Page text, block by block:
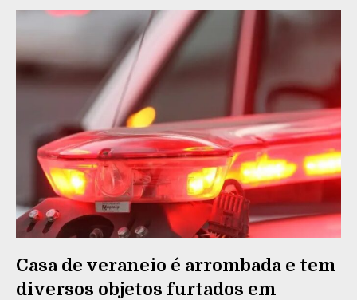
Casa de veraneio é arrombada e tem
diversos objetos furtados em